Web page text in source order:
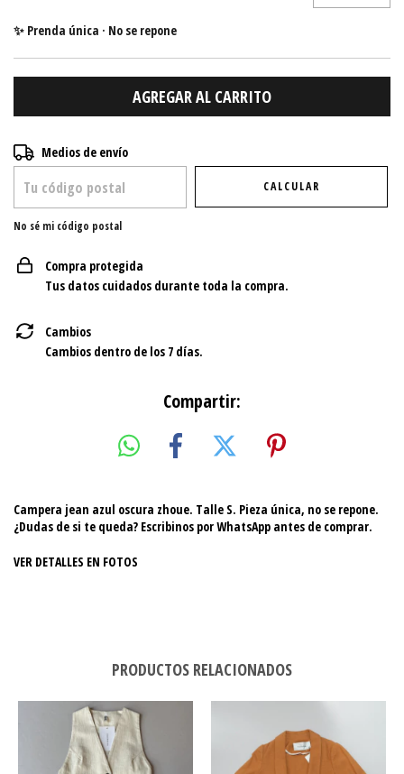
✨ Prenda única · No se repone
Entregas para el CP:
Medios de envío
CALCULAR
No sé mi código postal
Compra protegida
Tus datos cuidados durante toda la compra.
Cambios
Cambios dentro de los 7 días.
Compartir:
Campera jean azul oscura zhoue. Talle S. Pieza única, no se repone.
¿Dudas de si te queda? Escribinos por WhatsApp antes de comprar.
VER DETALLES EN FOTOS
PRODUCTOS RELACIONADOS